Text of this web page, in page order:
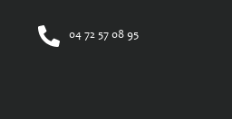
04 72 57 08 95